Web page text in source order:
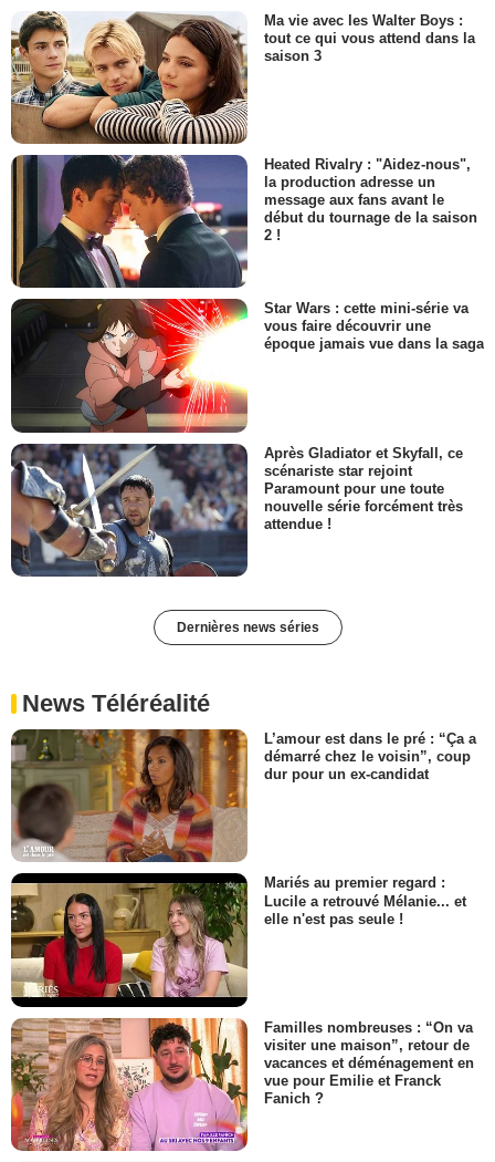
Ma vie avec les Walter Boys :
tout ce qui vous attend dans la
saison 3
Heated Rivalry : "Aidez-nous",
la production adresse un
message aux fans avant le
début du tournage de la saison
2 !
Star Wars : cette mini-série va
vous faire découvrir une
époque jamais vue dans la saga
Après Gladiator et Skyfall, ce
scénariste star rejoint
Paramount pour une toute
nouvelle série forcément très
attendue !
Dernières news séries
News Téléréalité
L’amour est dans le pré : “Ça a
démarré chez le voisin”, coup
dur pour un ex-candidat
Mariés au premier regard :
Lucile a retrouvé Mélanie... et
elle n'est pas seule !
Familles nombreuses : “On va
visiter une maison”, retour de
vacances et déménagement en
vue pour Emilie et Franck
Fanich ?